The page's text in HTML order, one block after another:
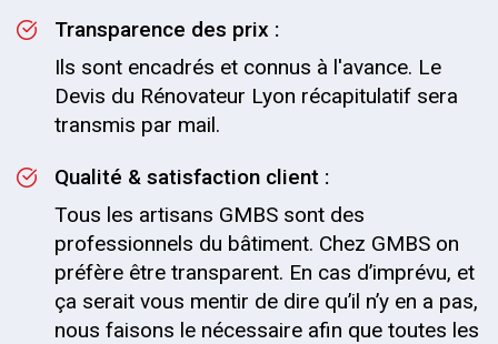
Transparence des prix :
Ils sont encadrés et connus à l'avance. Le
Devis du Rénovateur Lyon récapitulatif sera
transmis par mail.
Qualité & satisfaction client :
Tous les artisans GMBS sont des
professionnels du bâtiment. Chez GMBS on
préfère être transparent. En cas d’imprévu, et
ça serait vous mentir de dire qu’il n’y en a pas,
nous faisons le nécessaire afin que toutes les